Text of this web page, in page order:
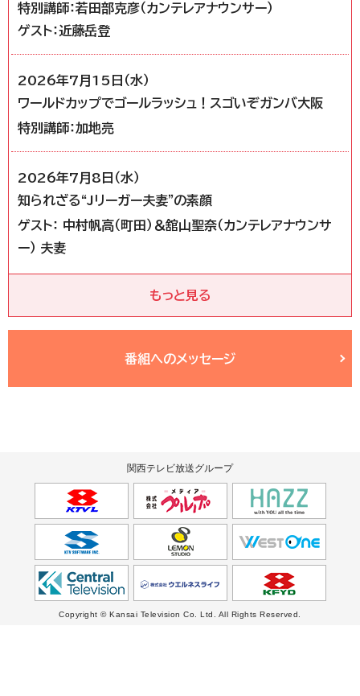
特別講師：若田部克彦（カンテレアナウンサー）
ゲスト：近藤岳登
2026年7月15日（水）
ワールドカップでゴールラッシュ！スゴいぞガンバ大阪
特別講師：加地亮
2026年7月8日（水）
知られざる“Jリーガー夫妻”の素顔
ゲスト： 中村帆高（町田）＆舘山聖奈（カンテレアナウンサ
ー） 夫妻
もっと見る
番組へのメッセージ
関西テレビ放送グループ
Copyright © Kansai Television Co. Ltd. All Rights Reserved.